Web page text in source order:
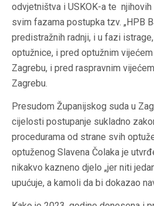
odvjetništva i USKOK-a te
svim fazama postupka tzv. „HPB
predistražnih radnji, i u fazi
optužnice, i pred optužnim
Zagrebu, i pred raspravnim
Zagrebu.
Presudom Županijskog suda u
cijelosti postupanje sukladno
procedurama od strane svih
optuženog Slavena Čolaka je
nikakvo kazneno djelo „jer niti
upućuje, a kamoli da bi dokazao